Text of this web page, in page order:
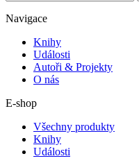
Navigace
Knihy
Události
Autoři & Projekty
O nás
E-shop
Všechny produkty
Knihy
Události